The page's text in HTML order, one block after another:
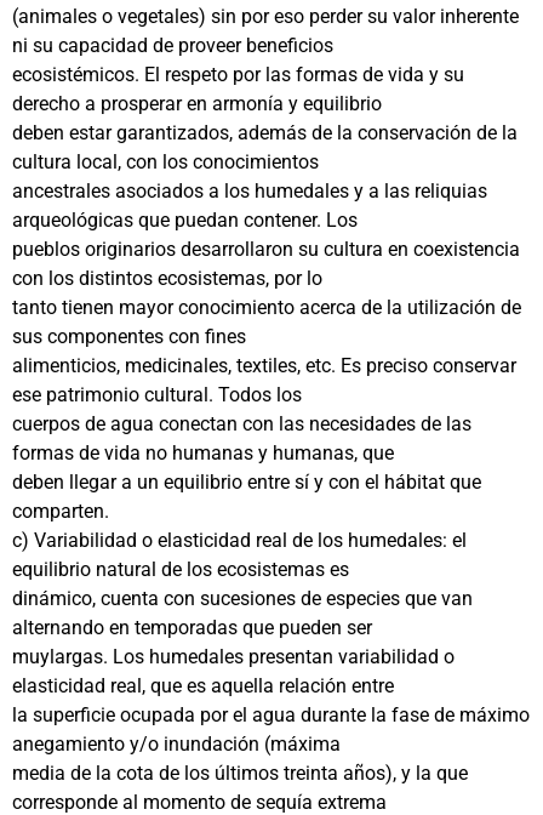
(animales o vegetales) sin por eso perder su valor inherente
ni su capacidad de proveer beneficios
ecosistémicos. El respeto por las formas de vida y su
derecho a prosperar en armonía y equilibrio
deben estar garantizados, además de la conservación de la
cultura local, con los conocimientos
ancestrales asociados a los humedales y a las reliquias
arqueológicas que puedan contener. Los
pueblos originarios desarrollaron su cultura en coexistencia
con los distintos ecosistemas, por lo
tanto tienen mayor conocimiento acerca de la utilización de
sus componentes con fines
alimenticios, medicinales, textiles, etc. Es preciso conservar
ese patrimonio cultural. Todos los
cuerpos de agua conectan con las necesidades de las
formas de vida no humanas y humanas, que
deben llegar a un equilibrio entre sí y con el hábitat que
comparten.
c) Variabilidad o elasticidad real de los humedales: el
equilibrio natural de los ecosistemas es
dinámico, cuenta con sucesiones de especies que van
alternando en temporadas que pueden ser
muylargas. Los humedales presentan variabilidad o
elasticidad real, que es aquella relación entre
la superficie ocupada por el agua durante la fase de máximo
anegamiento y/o inundación (máxima
media de la cota de los últimos treinta años), y la que
corresponde al momento de sequía extrema